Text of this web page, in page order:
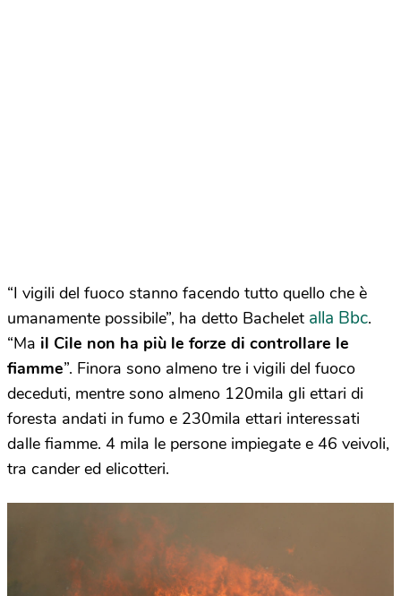
“I vigili del fuoco stanno facendo tutto quello che è
umanamente possibile”, ha detto Bachelet alla Bbc.
“Ma il Cile non ha più le forze di controllare le
fiamme”. Finora sono almeno tre i vigili del fuoco
deceduti, mentre sono almeno 120mila gli ettari di
foresta andati in fumo e 230mila ettari interessati
dalle fiamme. 4 mila le persone impiegate e 46 veivoli,
tra cander ed elicotteri.